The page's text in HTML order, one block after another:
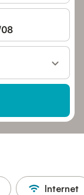
Internet